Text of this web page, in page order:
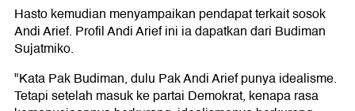
Hasto kemudian menyampaikan pendapat terkait sosok
Andi Arief. Profil Andi Arief ini ia dapatkan dari Budiman
Sujatmiko.
"Kata Pak Budiman, dulu Pak Andi Arief punya idealisme.
Tetapi setelah masuk ke partai Demokrat, kenapa rasa